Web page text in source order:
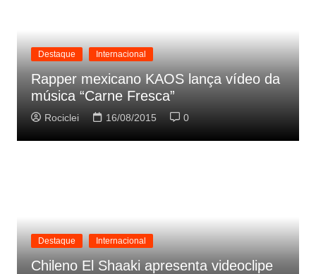
Destaque Internacional
Rapper mexicano KAOS lança vídeo da
música “Carne Fresca”
Rociclei 16/08/2015 0
Destaque Internacional
Chileno El Shaaki apresenta videoclipe